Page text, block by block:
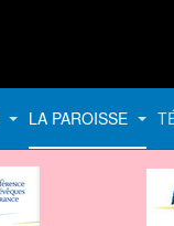
LA PAROISSE